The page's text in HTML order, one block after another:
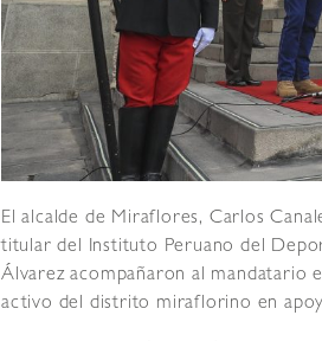
El alcalde de Miraflores, Carlos
titular del Instituto Peruano del
Álvarez acompañaron al mandatario
activo del distrito miraflorino en